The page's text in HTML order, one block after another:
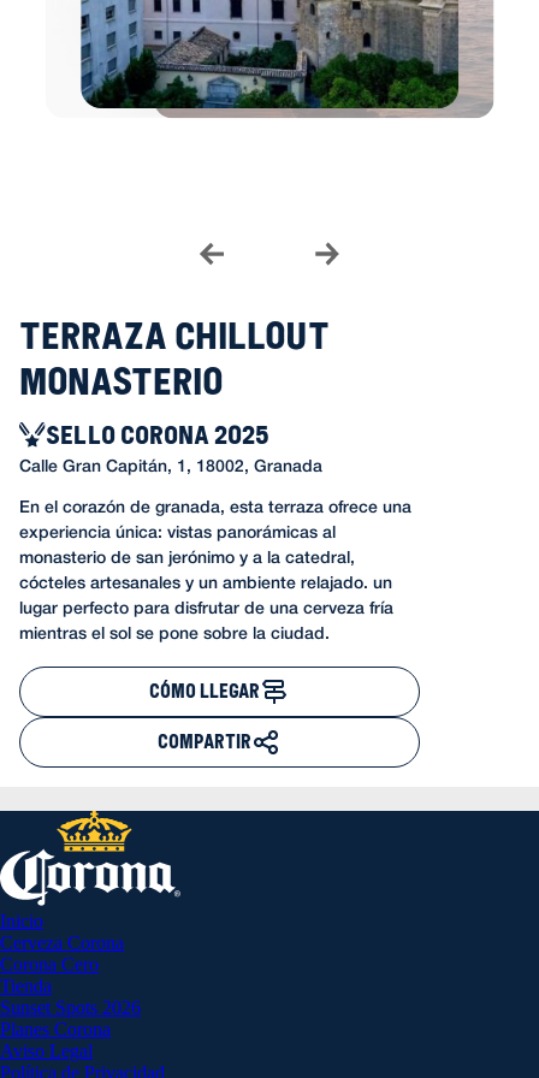
Terraza Chillout
Monasterio
SELLO CORONA 2025
Calle Gran Capitán, 1, 18002, Granada
En el corazón de granada, esta terraza ofrece una
experiencia única: vistas panorámicas al
monasterio de san jerónimo y a la catedral,
cócteles artesanales y un ambiente relajado. un
lugar perfecto para disfrutar de una cerveza fría
mientras el sol se pone sobre la ciudad.
CÓMO LLEGAR
COMPARTIR
Inicio
Cerveza Corona
Corona Cero
Tienda
Sunset Spots 2026
Planes Corona
Aviso Legal
Política de Privacidad